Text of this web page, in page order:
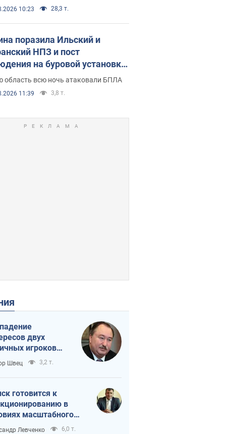
10:23 28,3 т.
поразила Ильский и
НПЗ и пост
на буровой установке
Генштаб раскрыл детали.
видео
область всю ночь атаковали БПЛА
11:39 3,8 т.
двух
игроков
тайный план
и Путина?
Швец 3,2 т.
готовится к
в
масштабного
кризиса
Левченко 6,0 т.